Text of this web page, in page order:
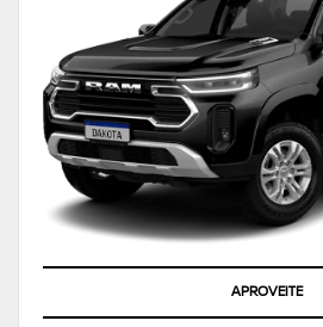
APROVEITE